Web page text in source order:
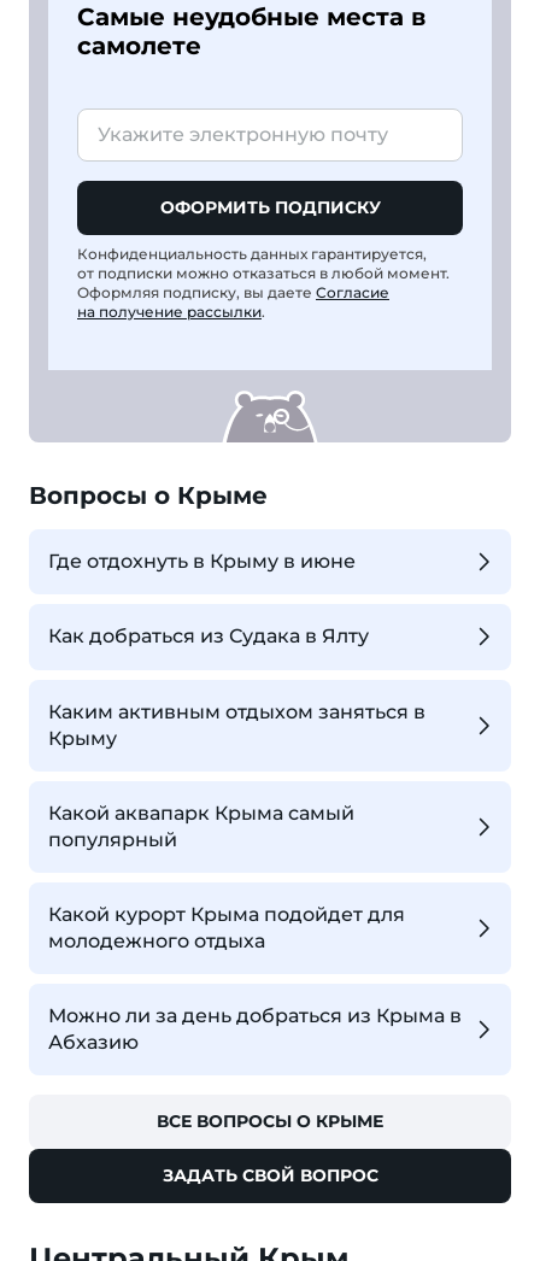
Самые неудобные места в
самолете
ОФОРМИТЬ ПОДПИСКУ
Конфиденциальность данных гарантируется,
от подписки можно отказаться в любой момент.
Оформляя подписку, вы даете Согласие
на получение рассылки.
Вопросы о Крыме
Где отдохнуть в Крыму в июне
Как добраться из Судака в Ялту
Каким активным отдыхом заняться в
Крыму
Какой аквапарк Крыма самый
популярный
Какой курорт Крыма подойдет для
молодежного отдыха
Можно ли за день добраться из Крыма в
Абхазию
ВСЕ ВОПРОСЫ О КРЫМЕ
ЗАДАТЬ СВОЙ ВОПРОС